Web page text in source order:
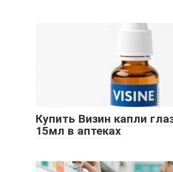
Купить Визин капли
15мл в аптеках